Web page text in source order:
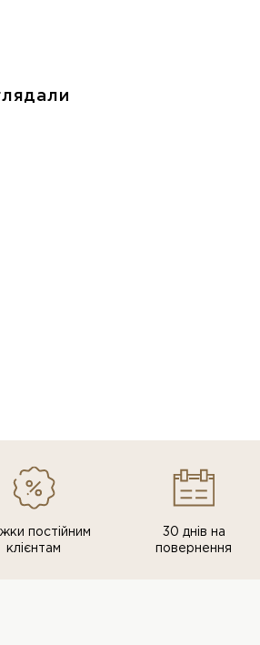
постiйним
клiєнтам
30 днів на
повернення